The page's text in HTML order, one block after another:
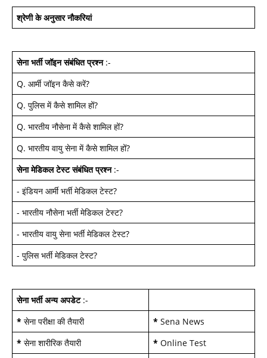
श्रेणी के अनुसार नौकरियां
सेना भर्ती जॉइन संबंधित प्रश्न:-
Q. आर्मी जॉइन कैसे करें?
Q. पुलिस में कैसे शामिल हों?
Q. भारतीय नौसेना में कैसे शामिल हों?
Q. भारतीय वायु सेना में कैसे शामिल हों?
सेना मेडिकल टेस्ट संबंधित प्रश्न:-
- इंडियन आर्मी भर्ती मेडिकल टेस्ट?
- भारतीय नौसेना भर्ती मेडिकल टेस्ट?
- भारतीय वायु सेना भर्ती मेडिकल टेस्ट?
- पुलिस भर्ती मेडिकल टेस्ट?
सेना भर्ती अन्य अपडेट:-
* सेना परीक्षा की तैयारी * Sena News
* सेना शारीरिक तैयारी * Online Test